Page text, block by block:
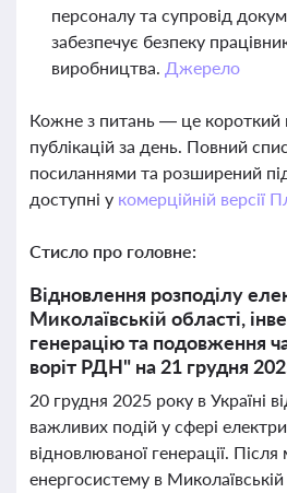
персоналу та супровід
забезпечує безпеку
виробництва. Джерело
Кожне з питань — це короткий
публікацій за день. Повний
посиланнями та розширений
доступні у комерційній версії
Стисло про головне:
Відновлення розподілу
Миколаївській області,
генерацію та подовження
воріт РДН" на 21 грудня
20 грудня 2025 року в Україні
важливих подій у сфері
відновлюваної генерації.
енергосистему в Миколаївській